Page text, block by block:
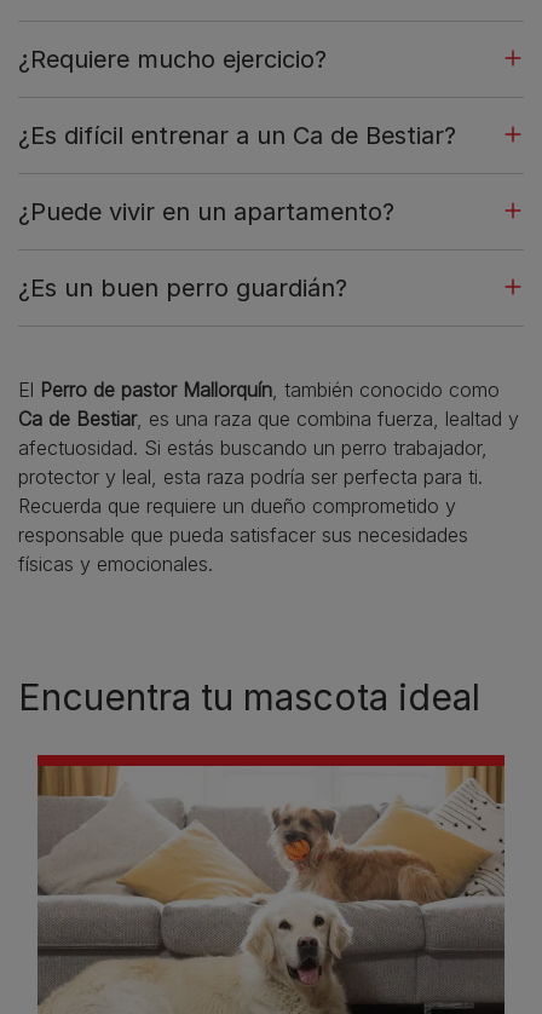
¿Requiere mucho ejercicio?
¿Es difícil entrenar a un Ca de Bestiar?
¿Puede vivir en un apartamento?
¿Es un buen perro guardián?
El Perro de pastor Mallorquín, también conocido como
Ca de Bestiar, es una raza que combina fuerza, lealtad y
afectuosidad. Si estás buscando un perro trabajador,
protector y leal, esta raza podría ser perfecta para ti.
Recuerda que requiere un dueño comprometido y
responsable que pueda satisfacer sus necesidades
físicas y emocionales.
Encuentra tu mascota ideal